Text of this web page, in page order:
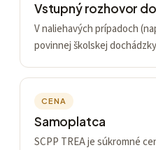
Vstupný rozhovor do
V naliehavých prípadoch
povinnej školskej
CENA
Samoplatca
SCPP TREA je súkromné